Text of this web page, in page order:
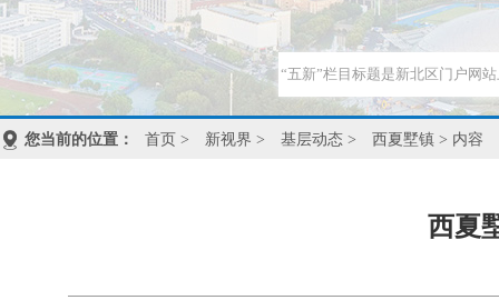
您当前的位置： 首页 > 新视界 > 基层动态 > 西夏墅镇 > 内容
西夏